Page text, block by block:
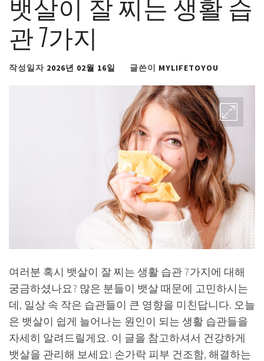
관 7가지
작성일자 2026년 02월 16일 글쓴이 MYLIFETOYOU
여러분 혹시 뱃살이 잘 찌는 생활 습관 7가지에 대해
궁금하셨나요? 많은 분들이 뱃살 때문에 고민하시는
데, 일상 속 작은 습관들이 큰 영향을 미친답니다. 오늘
은 뱃살이 쉽게 늘어나는 원인이 되는 생활 습관들을
자세히 알려드릴게요. 이 글을 참고하셔서 건강하게
뱃살을 관리해 보세요! 손가락 피부 건조함, 해결하는